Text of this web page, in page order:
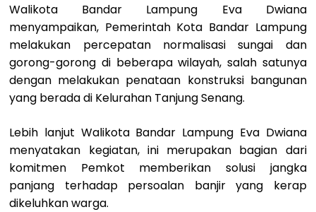
Walikota Bandar Lampung Eva Dwiana
menyampaikan, Pemerintah Kota Bandar Lampung
melakukan percepatan normalisasi sungai dan
gorong-gorong di beberapa wilayah, salah satunya
dengan melakukan penataan konstruksi bangunan
yang berada di Kelurahan Tanjung Senang.
Lebih lanjut Walikota Bandar Lampung Eva Dwiana
menyatakan kegiatan, ini merupakan bagian dari
komitmen Pemkot memberikan solusi jangka
panjang terhadap persoalan banjir yang kerap
dikeluhkan warga.